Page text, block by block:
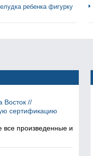
ребенка фигурку
Восток //
сертификацию
произведенные и